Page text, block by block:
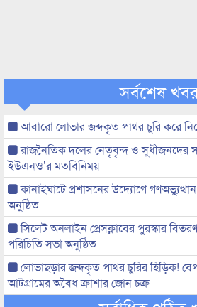
সর্বশেষ
আবারো লোভার জব্দকৃত পাথর চুরি করে
রাজনৈতিক দলের নেতৃবৃন্দ ও সুধীজনদের
ইউএনও’র মতবিনিময়
কানাইঘাটে প্রশাসনের উদ্যোগে
অনুষ্ঠিত
সিলেট অনলাইন প্রেসক্লাবের পুরস্কার
পরিচিতি সভা অনুষ্ঠিত
লোভাছড়ার জব্দকৃত পাথর চুরির হিড়িক!
আটগ্রামের অবৈধ ক্রাশার জোন চক্র